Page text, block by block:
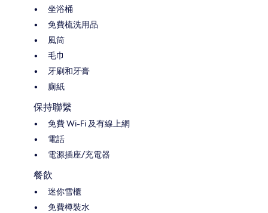
坐浴桶
免費梳洗用品
風筒
毛巾
牙刷和牙膏
廁紙
保持聯繫
免費 Wi-Fi 及有線上網
電話
電源插座/充電器
餐飲
迷你雪櫃
免費樽裝水